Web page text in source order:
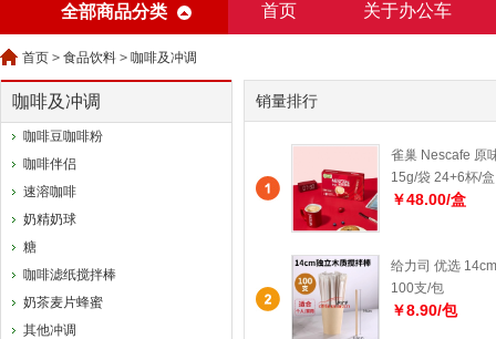
全部商品分类 首页 关于办公车
首页 > 食品饮料 > 咖啡及冲调
咖啡及冲调
咖啡豆咖啡粉
咖啡伴侣
速溶咖啡
奶精奶球
糖
咖啡滤纸搅拌棒
奶茶麦片蜂蜜
其他冲调
销量排行
雀巢 Nescafe 原
15g/袋 24+6杯/盒
￥48.00/盒
给力司 优选
100支/包
￥8.90/包